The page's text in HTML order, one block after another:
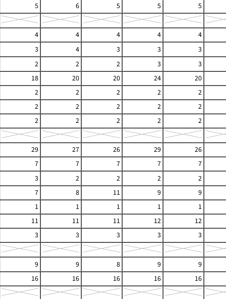
5 6 5 5
5
4 4 4 4
4
3 4 3 3
3
2 2 2 3
3
18 20 20 24
20
2 2 2 2
2
2 2 2 2
2
2 2 2 2
2
29 27 26 29
26
7 7 7 7
7
3 2 2 2
2
7 8 11 9
9
1 1 1 1
1
11 11 11 12
12
3 3 3 3
3
9 9 8 9
9
16 16 16 16
16